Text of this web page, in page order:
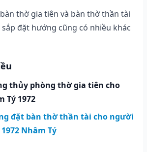
thờ gia tiên và bàn thờ thần tài
sắp đặt hướng cũng có nhiều khác
thủy phòng thờ gia tiên cho
Tý 1972
đặt bàn thờ thần tài cho người
Nhâm Tý